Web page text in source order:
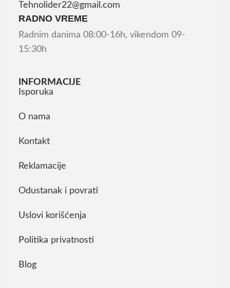
Tehnolider22@gmail.com
RADNO VREME
Radnim danima 08:00-16h, vikendom 09-
15:30h
INFORMACIJE
Isporuka
O nama
Kontakt
Reklamacije
Odustanak i povrati
Uslovi korišćenja
Politika privatnosti
Blog